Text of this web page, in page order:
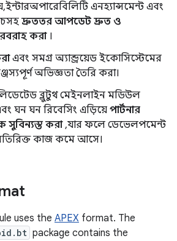
ইন্টারঅপারেবিলিটি এনহ্যান্সমেন্ট এবং
দ্রুততর আপডেট দ্রুত ও
করা।
এবং সমগ্র অ্যান্ড্রয়েড ইকোসিস্টেমের
অভিজ্ঞতা তৈরি করা।
ব্লুটুথ মেইনলাইন মডিউল
ঘন ঘন রিবেসিং এড়িয়ে পার্টনার
সুবিন্যস্ত করা, যার ফলে ডেভেলপমেন্ট
কাজ কমে আসে।
uses the APEX format. The
package contains the